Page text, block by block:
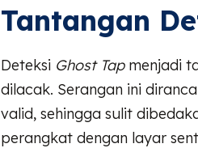
Tantangan
Deteksi Ghost Tapmenjadi
dilacak. Serangan ini
valid, sehingga sulit
perangkat dengan layar